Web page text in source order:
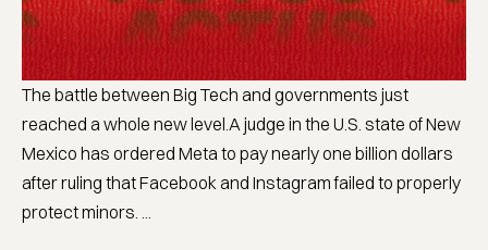
The battle between Big Tech and governments just
reached a whole new level.A judge in the U.S. state of New
Mexico has ordered Meta to pay nearly one billion dollars
after ruling that Facebook and Instagram failed to properly
protect minors. ...